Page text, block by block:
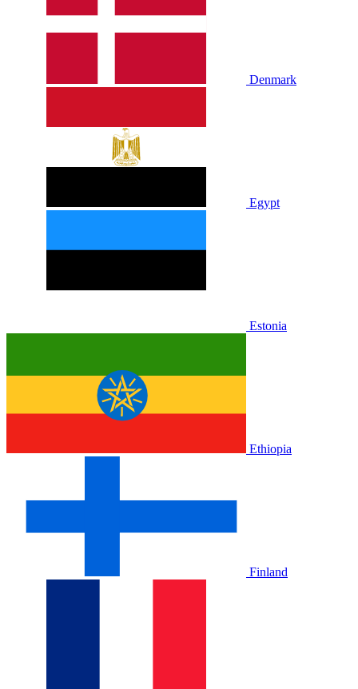
Denmark
Egypt
Estonia
Ethiopia
Finland